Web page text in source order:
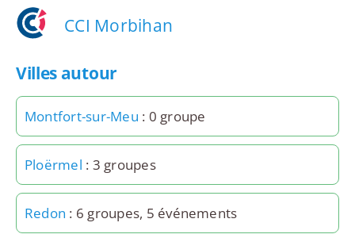
CCI Morbihan
Villes autour
Montfort-sur-Meu : 0 groupe
Ploërmel : 3 groupes
Redon : 6 groupes, 5 événements